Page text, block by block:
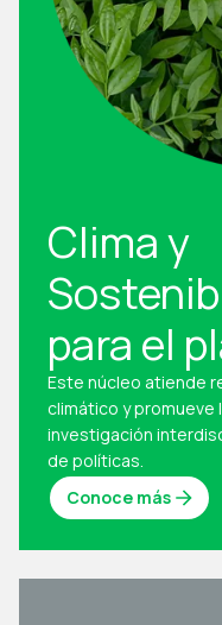
Clima y
para el
Este núcleo atiende
climático y
investigación
de políticas.
Conoce más